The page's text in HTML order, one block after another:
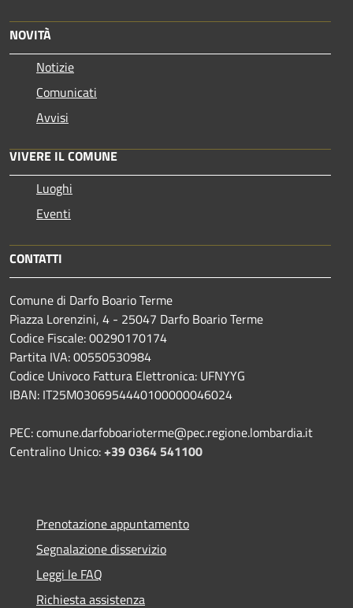
NOVITÀ
Notizie
Comunicati
Avvisi
VIVERE IL COMUNE
Luoghi
Eventi
CONTATTI
Comune di Darfo Boario Terme
Piazza Lorenzini, 4 - 25047 Darfo Boario Terme
Codice Fiscale: 00290170174
Partita IVA: 00550530984
Codice Univoco Fattura Elettronica: UFNYYG
IBAN: IT25M0306954440100000046024
PEC: comune.darfoboarioterme@pec.regione.lombardia.it
Centralino Unico:+39 0364 541100
Prenotazione appuntamento
Segnalazione disservizio
Leggi le FAQ
Richiesta assistenza